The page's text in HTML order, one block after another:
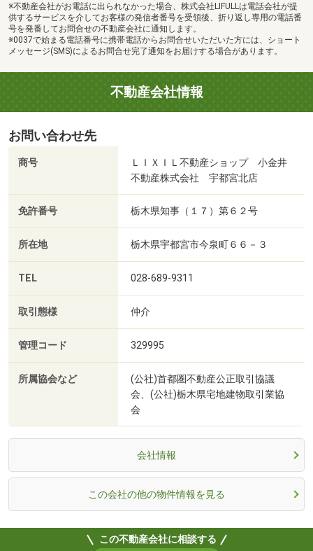
※不動産会社がお電話に出られなかった場合、株式会社LIFULLは電話会社が提
供するサービスを介してお客様の発信者番号を受領後、折り返し専用の電話番
号を発番してお問合せの不動産会社に通知します。
※0037で始まる電話番号に携帯電話からお問合せいただいた方には、ショート
メッセージ(SMS)によるお問合せ完了通知をお届けする場合があります。
不動産会社情報
お問い合わせ先
商号
ＬＩＸＩＬ不動産ショップ 小金井
不動産株式会社 宇都宮北店
免許番号 栃木県知事（１７）第６２号
所在地 栃木県宇都宮市今泉町６６－３
TEL 028-689-9311
取引態様 仲介
管理コード 329995
所属協会など
(公社)首都圏不動産公正取引協議
会、(公社)栃木県宅地建物取引業協
会
会社情報
この会社の他の物件情報を見る
この不動産会社に相談する